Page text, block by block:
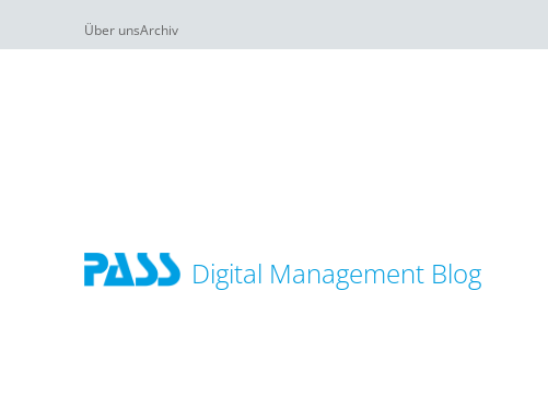
Über unsArchiv
Digital Management Blog